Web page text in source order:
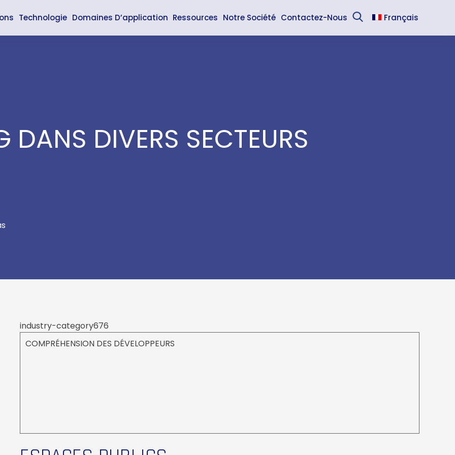
Technologie Domaines D’application Ressources Notre Société Contactez-Nous Sea Français
DANS DIVERS SECTEURS
industry-category676
COMPRÉHENSION DES DÉVELOPPEURS